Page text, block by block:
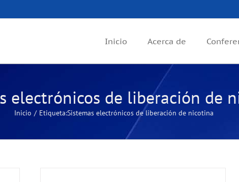
Inicio Acerca de
electrónicos de liberación de
Inicio Etiqueta:Sistemas electrónicos de liberación de nicotina